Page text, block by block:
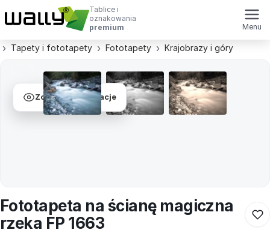
Tablice i
oznakowania
premium
Menu
Tapety i fototapety Fototapety Krajobrazy i góry
Zobacz wizualizacje
Fototapeta na ścianę magiczna
rzeka FP 1663